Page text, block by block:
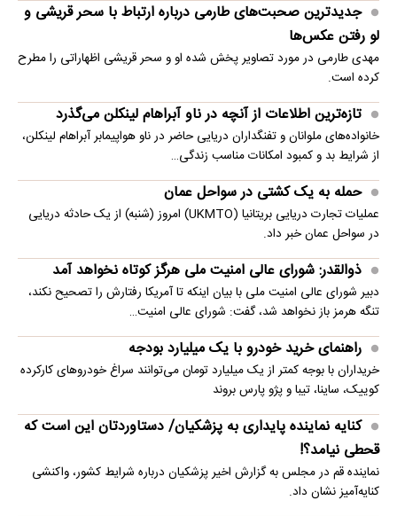
جدیدترین صحبت‌های طارمی درباره ارتباط با سحر قریشی و
لو رفتن عکس‌ها
مهدی طارمی در مورد تصاویر پخش شده او و سحر قریشی اظهاراتی را مطرح
کرده است.
تازه‌ترین اطلاعات از آنچه در ناو آبراهام لینکلن می‌گذرد
خانواده‌های ملوانان و تفنگداران دریایی حاضر در ناو هواپیمابر آبراهام لینکلن،
از شرایط بد و کمبود امکانات مناسب زندگی…
حمله به یک کشتی در سواحل عمان
عملیات تجارت دریایی بریتانیا (UKMTO) امروز (شنبه) از یک حادثه دریایی
در سواحل عمان خبر داد.
ذوالقدر: شورای عالی امنیت ملی هرگز کوتاه نخواهد آمد
دبیر شورای عالی امنیت ملی با بیان اینکه تا آمریکا رفتارش را تصحیح نکند،
تنگه هرمز باز نخواهد شد، گفت: شورای عالی امنیت…
راهنمای خرید خودرو با یک میلیارد بودجه
خریداران با بوجه کمتر از یک میلیارد تومان می‌توانند سراغ خودروهای کارکرده
کوییک، ساینا، تیبا و پژو پارس بروند
کنایه نماینده پایداری به پزشکیان/ دستاوردتان این است که
قحطی نیامد؟!
نماینده قم در مجلس به گزارش اخیر پزشکیان درباره شرایط کشور، واکنشی
کنایه‌آمیز نشان داد.